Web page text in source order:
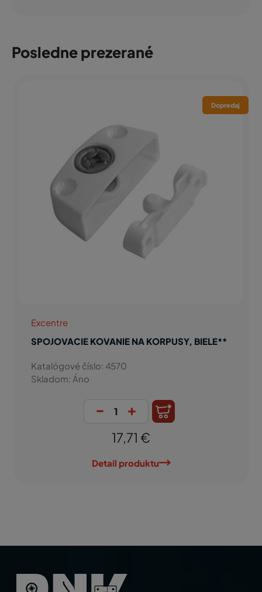
Posledne prezerané
Dopredaj
Excentre
SPOJOVACIE KOVANIE NA KORPUSY, BIELE**
Katalógové číslo: 4570
Skladom: Áno
- +
17,71 €
Detail produktu